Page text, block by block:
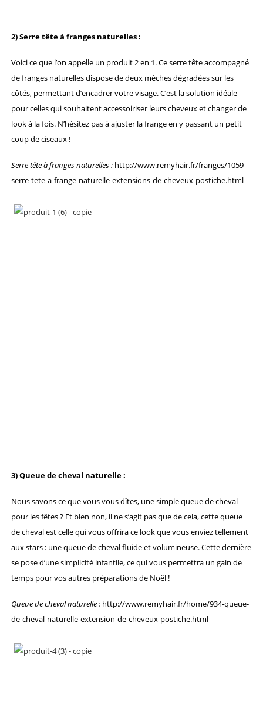
2) Serre tête à franges naturelles :
Voici ce que l’on appelle un produit 2 en 1. Ce serre tête accompagné
de franges naturelles dispose de deux mèches dégradées sur les
côtés, permettant d’encadrer votre visage. C’est la solution idéale
pour celles qui souhaitent accessoiriser leurs cheveux et changer de
look à la fois. N’hésitez pas à ajuster la frange en y passant un petit
coup de ciseaux !
Serre tête à franges naturelles : http://www.remyhair.fr/franges/1059-
serre-tete-a-frange-naturelle-extensions-de-cheveux-postiche.html
3) Queue de cheval naturelle :
Nous savons ce que vous vous dîtes, une simple queue de cheval
pour les fêtes ? Et bien non, il ne s’agit pas que de cela, cette queue
de cheval est celle qui vous offrira ce look que vous enviez tellement
aux stars : une queue de cheval fluide et volumineuse. Cette dernière
se pose d’une simplicité infantile, ce qui vous permettra un gain de
temps pour vos autres préparations de Noël !
Queue de cheval naturelle : http://www.remyhair.fr/home/934-queue-
de-cheval-naturelle-extension-de-cheveux-postiche.html